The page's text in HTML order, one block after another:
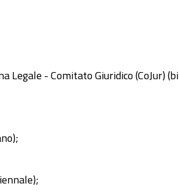
Legale - Comitato Giuridico (CoJur)